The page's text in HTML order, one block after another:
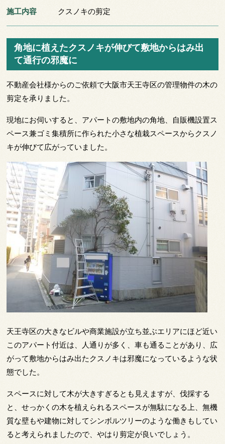
施工内容
クスノキの剪定
角地に植えたクスノキが伸びて敷地からはみ出
て通行の邪魔に
不動産会社様からのご依頼で大阪市天王寺区の管理物件の木の
剪定を承りました。
現地にお伺いすると、アパートの敷地内の角地、自販機設置ス
ペース兼ゴミ集積所に作られた小さな植栽スペースからクスノ
キが伸びて広がっていました。
天王寺区の大きなビルや商業施設が立ち並ぶエリアにほど近い
このアパート付近は、人通りが多く、車も通ることがあり、広
がって敷地からはみ出たクスノキは邪魔になっているような状
態でした。
スペースに対して木が大きすぎるとも見えますが、伐採する
と、せっかくの木を植えられるスペースが無駄になる上、無機
質な壁もや建物に対してシンボルツリーのような働きもしてい
ると考えられましたので、やはり剪定が良いでしょう。